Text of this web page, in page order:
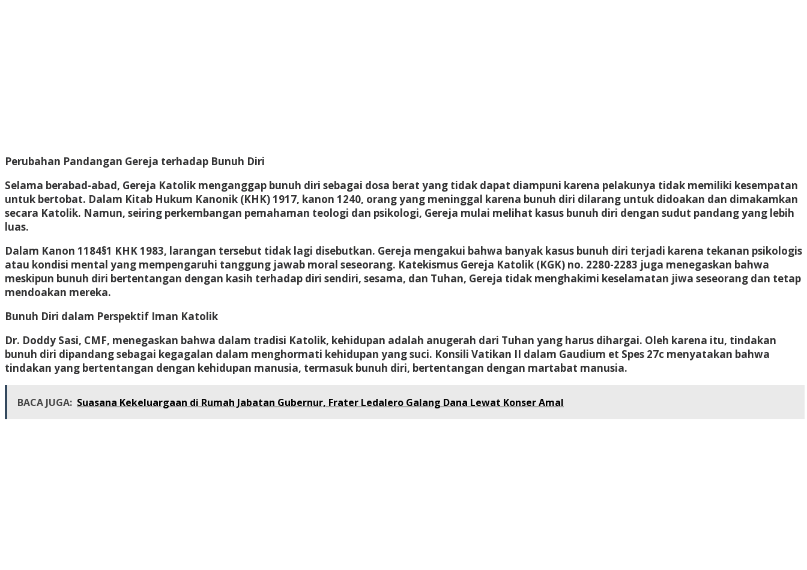
Perubahan Pandangan Gereja terhadap Bunuh Diri
Selama berabad-abad, Gereja Katolik menganggap bunuh diri sebagai dosa berat yang tidak dapat diampuni karena pelakunya tidak memiliki kesempatan
untuk bertobat. Dalam Kitab Hukum Kanonik (KHK) 1917, kanon 1240, orang yang meninggal karena bunuh diri dilarang untuk didoakan dan dimakamkan
secara Katolik. Namun, seiring perkembangan pemahaman teologi dan psikologi, Gereja mulai melihat kasus bunuh diri dengan sudut pandang yang lebih
luas.
Dalam Kanon 1184§1 KHK 1983, larangan tersebut tidak lagi disebutkan. Gereja mengakui bahwa banyak kasus bunuh diri terjadi karena tekanan psikologis
atau kondisi mental yang mempengaruhi tanggung jawab moral seseorang. Katekismus Gereja Katolik (KGK) no. 2280-2283 juga menegaskan bahwa
meskipun bunuh diri bertentangan dengan kasih terhadap diri sendiri, sesama, dan Tuhan, Gereja tidak menghakimi keselamatan jiwa seseorang dan tetap
mendoakan mereka.
Bunuh Diri dalam Perspektif Iman Katolik
Dr. Doddy Sasi, CMF, menegaskan bahwa dalam tradisi Katolik, kehidupan adalah anugerah dari Tuhan yang harus dihargai. Oleh karena itu, tindakan
bunuh diri dipandang sebagai kegagalan dalam menghormati kehidupan yang suci. Konsili Vatikan II dalam Gaudium et Spes 27c menyatakan bahwa
tindakan yang bertentangan dengan kehidupan manusia, termasuk bunuh diri, bertentangan dengan martabat manusia.
BACA JUGA: Suasana Kekeluargaan di Rumah Jabatan Gubernur, Frater Ledalero Galang Dana Lewat Konser Amal